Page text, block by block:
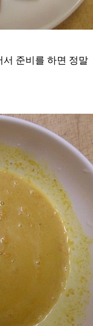
서 준비를 하면 정말